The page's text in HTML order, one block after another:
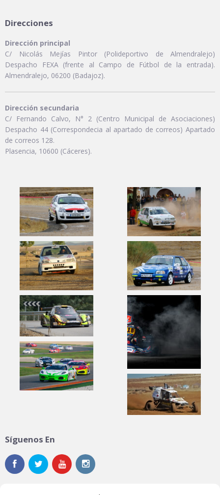
Direcciones
Dirección principal
C/ Nicolás Mejías Pintor (Polideportivo de Almendralejo)
Despacho FEXA (frente al Campo de Fútbol de la entrada).
Almendralejo, 06200 (Badajoz).
Dirección secundaria
C/ Fernando Calvo, N° 2 (Centro Municipal de Asociaciones)
Despacho 44 (Correspondecia al apartado de correos) Apartado
de correos 128.
Plasencia, 10600 (Cáceres).
Síguenos En